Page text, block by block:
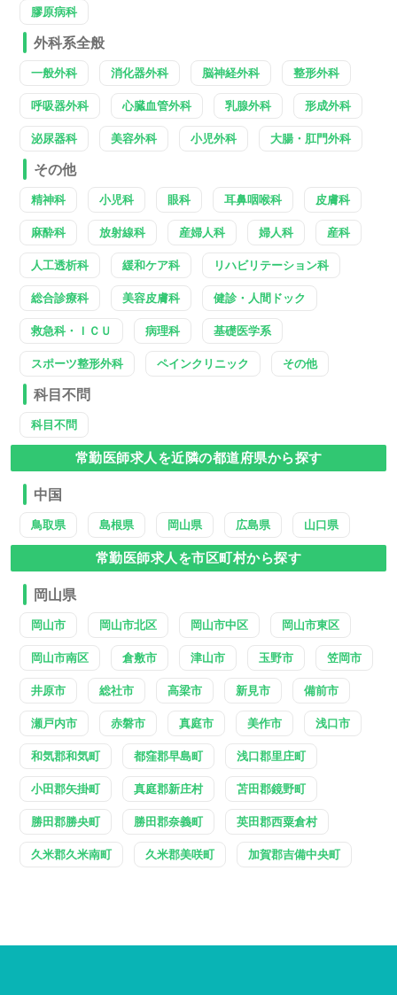
膠原病科
外科系全般
一般外科 消化器外科 脳神経外科 整形外科
呼吸器外科 心臓血管外科 乳腺外科 形成外科
泌尿器科 美容外科 小児外科 大腸・肛門外科
その他
精神科 小児科 眼科 耳鼻咽喉科 皮膚科
麻酔科 放射線科 産婦人科 婦人科 産科
人工透析科 緩和ケア科 リハビリテーション科
総合診療科 美容皮膚科 健診・人間ドック
救急科・ＩＣＵ 病理科 基礎医学系
スポーツ整形外科 ペインクリニック その他
科目不問
科目不問
常勤医師求人を近隣の都道府県から探す
中国
鳥取県 島根県 岡山県 広島県 山口県
常勤医師求人を市区町村から探す
岡山県
岡山市 岡山市北区 岡山市中区 岡山市東区
岡山市南区 倉敷市 津山市 玉野市 笠岡市
井原市 総社市 高梁市 新見市 備前市
瀬戸内市 赤磐市 真庭市 美作市 浅口市
和気郡和気町 都窪郡早島町 浅口郡里庄町
小田郡矢掛町 真庭郡新庄村 苫田郡鏡野町
勝田郡勝央町 勝田郡奈義町 英田郡西粟倉村
久米郡久米南町 久米郡美咲町 加賀郡吉備中央町